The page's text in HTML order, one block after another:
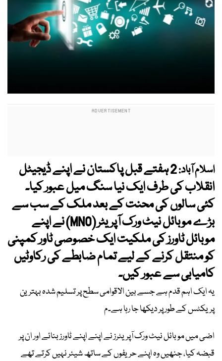
اسلام آباد:
2 ہفتے قبل پاکستان نے اپنے ڈیجیٹل
انقلاب کی طرف ایک نیا سنگ میل عبور کیا۔
کئی سالوں کی محنت کے بعد ملک کے سب سے
بڑے موبائل نیٹ ورک آپریٹر (MNO) نے اپنے
موبائل ٹاورز کی ملکیت ایک خصوصی ٹاور کمپنی
کو منتقل کرنے کے لیے تمام ضابطے کی رکاوٹیں
کامیابی سے عبور کیں۔
یہ ایک اہم قدم ہے جسے بین الاقوامی سطح پر تسلیم شدہ بہترین
پریکٹس کے طور پر دیکھا جا رہا ہے۔م
اضی میں موبائل نیٹ ورک آپریٹرز نے اپنے اپنے ٹاورز بنائے اور ان پر
قبضہ کیا، جنھیں وہ اپنے حریفوں کے ساتھ شیئر نہیں کرتے تھے